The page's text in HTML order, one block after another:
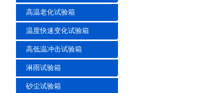
高温老化试验箱
温度快速变化试验箱
高低温冲击试验箱
淋雨试验箱
砂尘试验箱